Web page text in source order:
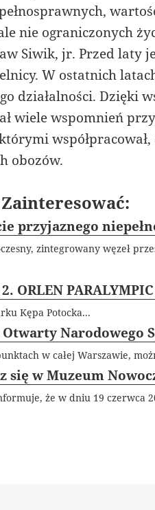
nie ograniczonych
Siwik, jr. Przed laty
W ostatnich
działalności. Dzięki
wiele wspomnień
współpracował,
obozów.
przyjaznego
zintegrowany węzeł
ORLEN
Kępa Potocka...
Narodowego
w całej Warszawie,
się w Muzeum
że w dniu 19 czerwca